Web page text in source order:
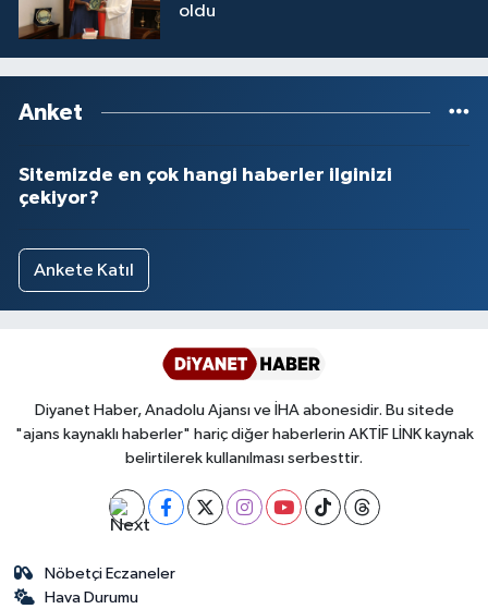
oldu
Anket
Sitemizde en çok hangi haberler ilginizi
çekiyor?
Ankete Katıl
Diyanet Haber, Anadolu Ajansı ve İHA abonesidir. Bu sitede
"ajans kaynaklı haberler" hariç diğer haberlerin AKTİF LİNK kaynak
belirtilerek kullanılması serbesttir.
Nöbetçi Eczaneler
Hava Durumu
Yozgat Müftülüğü
Zonguldak Müftülüğü